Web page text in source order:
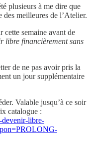
plusieurs à me dire que
des meilleures de l’Atelier.
cette semaine avant de
libre financièrement sans
de ne pas avoir pris la
un jour supplémentaire
Valable jusqu’à ce soir
catalogue :
devenir-libre-